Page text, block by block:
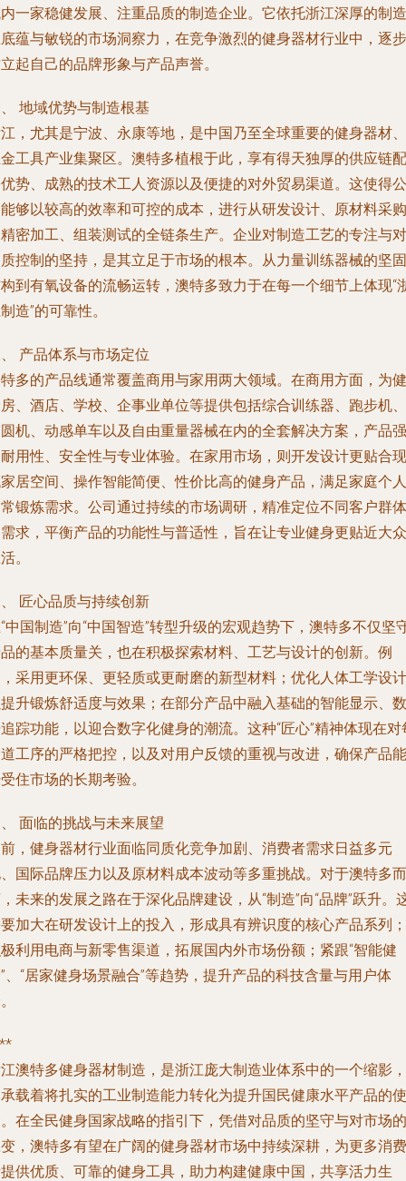
一家稳健发展、注重品质的制造企业。它依托浙江深厚的制造
蕴与敏锐的市场洞察力，在竞争激烈的健身器材行业中，逐步
起自己的品牌形象与产品声誉。
地域优势与制造根基
，尤其是宁波、永康等地，是中国乃至全球重要的健身器材、
工具产业集聚区。澳特多植根于此，享有得天独厚的供应链配
势、成熟的技术工人资源以及便捷的对外贸易渠道。这使得公
够以较高的效率和可控的成本，进行从研发设计、原材料采购
密加工、组装测试的全链条生产。企业对制造工艺的专注与对
控制的坚持，是其立足于市场的根本。从力量训练器械的坚固
到有氧设备的流畅运转，澳特多致力于在每一个细节上体现“
造”的可靠性。
产品体系与市场定位
多的产品线通常覆盖商用与家用两大领域。在商用方面，为健
、酒店、学校、企事业单位等提供包括综合训练器、跑步机、
机、动感单车以及自由重量器械在内的全套解决方案，产品强
用性、安全性与专业体验。在家用市场，则开发设计更贴合现
居空间、操作智能简便、性价比高的健身产品，满足家庭个人
锻炼需求。公司通过持续的市场调研，精准定位不同客户群体
求，平衡产品的功能性与普适性，旨在让专业健身更贴近大众
。
匠心品质与持续创新
中国制造”向“中国智造”转型升级的宏观趋势下，澳特多不仅坚
的基本质量关，也在积极探索材料、工艺与设计的创新。例
采用更环保、更轻质或更耐磨的新型材料；优化人体工学设计
升锻炼舒适度与效果；在部分产品中融入基础的智能显示、数
踪功能，以迎合数字化健身的潮流。这种“匠心”精神体现在对
工序的严格把控，以及对用户反馈的重视与改进，确保产品能
住市场的长期考验。
面临的挑战与未来展望
，健身器材行业面临同质化竞争加剧、消费者需求日益多元
国际品牌压力以及原材料成本波动等多重挑战。对于澳特多而
未来的发展之路在于深化品牌建设，从“制造”向“品牌”跃升。
加大在研发设计上的投入，形成具有辨识度的核心产品系列；
利用电商与新零售渠道，拓展国内外市场份额；紧跟“智能健
、“居家健身场景融合”等趋势，提升产品的科技含量与用户体
澳特多健身器材制造，是浙江庞大制造业体系中的一个缩影，
载着将扎实的工业制造能力转化为提升国民健康水平产品的使
在全民健身国家战略的指引下，凭借对品质的坚守与对市场的
，澳特多有望在广阔的健身器材市场中持续深耕，为更多消费
供优质、可靠的健身工具，助力构建健康中国，共享活力生